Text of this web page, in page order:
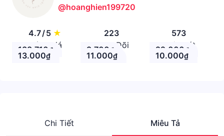
@hoanghien199720
4.7/5 ★
Đánh giá
223
Theo Dõi
573
Nhận xét
138.710 ₫ 9.700 ₫ 22.000 ₫
13.000₫ 11.000₫ 10.000₫
Chi Tiết Miêu Tả